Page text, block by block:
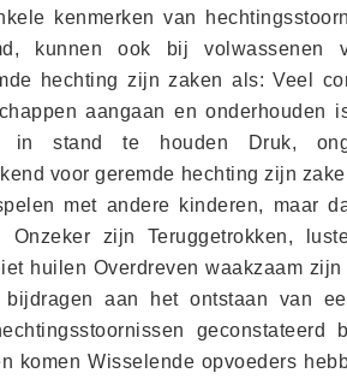
kenmerken van
kunnen ook bij volwassenen
hechting zijn zaken als: Veel
aangaan en
in stand te houden Druk,
voor geremde hechting zijn
met andere kinderen, maar
Onzeker zijn Teruggetrokken,
huilen Overdreven waakzaam
bijdragen aan het ontstaan van
komen Wisselende opvoeders